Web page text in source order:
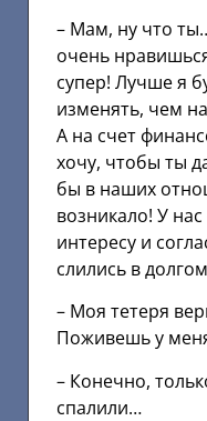
– Мам, ну что
очень
супер! Лучше я
изменять, чем
А на счет
хочу, чтобы ты
бы в наших
возникало! У
интересу и
слились в
– Моя тетеря
Поживешь у
– Конечно,
спалили…